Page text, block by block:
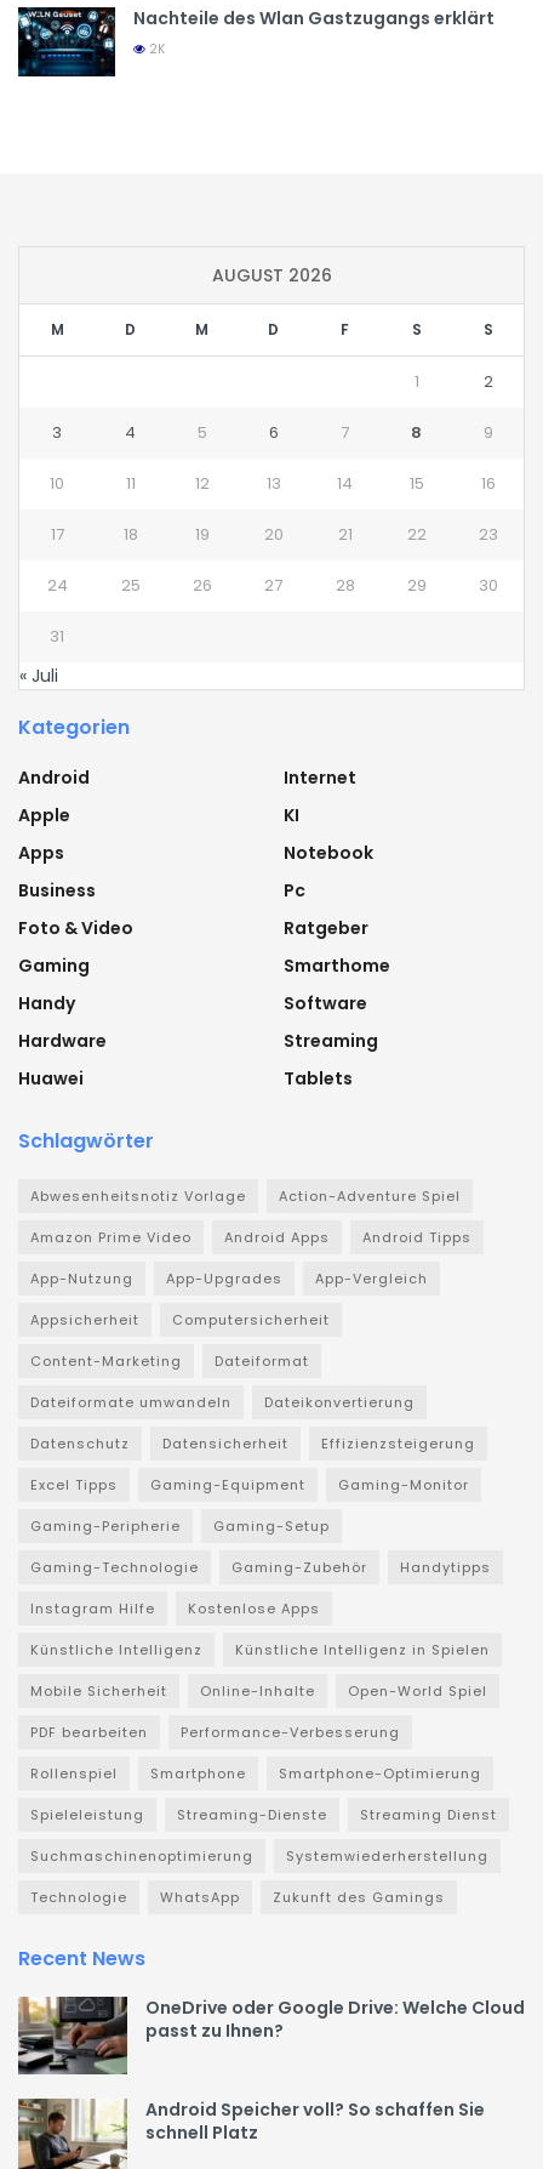
Nachteile des Wlan Gastzugangs erklärt
2K
AUGUST 2026
M D M D F S S
1 2
3 4 5 6 7 8 9
10 11 12 13 14 15 16
17 18 19 20 21 22 23
24 25 26 27 28 29 30
31
« Juli
Kategorien
Android
Apple
Apps
Business
Foto & Video
Gaming
Handy
Hardware
Huawei
Internet
KI
Notebook
Pc
Ratgeber
Smarthome
Software
Streaming
Tablets
Schlagwörter
Abwesenheitsnotiz Vorlage Action-Adventure Spiel
Amazon Prime Video Android Apps Android Tipps
App-Nutzung App-Upgrades App-Vergleich
Appsicherheit Computersicherheit
Content-Marketing Dateiformat
Dateiformate umwandeln Dateikonvertierung
Datenschutz Datensicherheit Effizienzsteigerung
Excel Tipps Gaming-Equipment Gaming-Monitor
Gaming-Peripherie Gaming-Setup
Gaming-Technologie Gaming-Zubehör Handytipps
Instagram Hilfe Kostenlose Apps
Künstliche Intelligenz Künstliche Intelligenz in Spielen
Mobile Sicherheit Online-Inhalte Open-World Spiel
PDF bearbeiten Performance-Verbesserung
Rollenspiel Smartphone Smartphone-Optimierung
Spieleleistung Streaming-Dienste Streaming Dienst
Suchmaschinenoptimierung Systemwiederherstellung
Technologie WhatsApp Zukunft des Gamings
Recent News
OneDrive oder Google Drive: Welche Cloud
passt zu Ihnen?
Android Speicher voll? So schaffen Sie
schnell Platz